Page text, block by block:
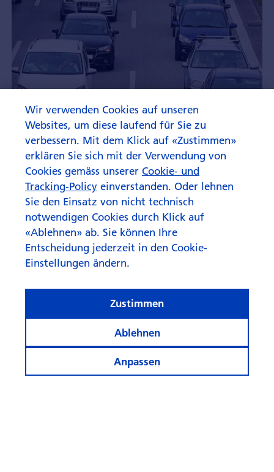
Asset Allocation Update
August 2026
Wir verwenden Cookies auf unseren
Websites, um diese laufend für Sie zu
verbessern. Mit dem Klick auf «Zustimmen»
erklären Sie sich mit der Verwendung von
Cookies gemäss unserer Cookie- und
Tracking-Policy einverstanden. Oder lehnen
Sie den Einsatz von nicht technisch
notwendigen Cookies durch Klick auf
«Ablehnen» ab. Sie können Ihre
Entscheidung jederzeit in den Cookie-
Einstellungen ändern.
Anpassen
Ablehnen
Zustimmen